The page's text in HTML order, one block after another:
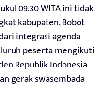
09.30 WITA ini tidak
kabupaten. Bobot
integrasi agenda
peserta mengikuti
Republik Indonesia
gerak swasembada